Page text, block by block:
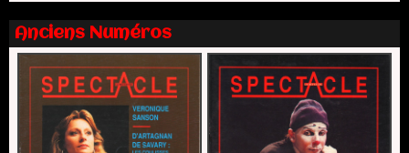
Dispositif SACD Auteurs d'espaces : les lauréats 2026
18/03/2026
Anciens Numéros